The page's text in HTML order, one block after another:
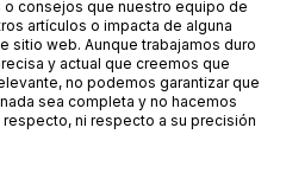
consejos que nuestro equipo de
artículos o impacta de alguna
sitio web. Aunque trabajamos duro
y actual que creemos que
no podemos garantizar que
sea completa y no hacemos
ni respecto a su precisión